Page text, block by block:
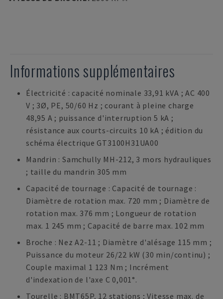
Informations supplémentaires
Électricité : capacité nominale 33,91 kVA ; AC 400
V ; 3Ø, PE, 50/60 Hz ; courant à pleine charge
48,95 A ; puissance d'interruption 5 kA ;
résistance aux courts-circuits 10 kA ; édition du
schéma électrique GT3100H31UA00
Mandrin : Samchully MH-212, 3 mors hydrauliques
; taille du mandrin 305 mm
Capacité de tournage : Capacité de tournage :
Diamètre de rotation max. 720 mm ; Diamètre de
rotation max. 376 mm ; Longueur de rotation
max. 1 245 mm ; Capacité de barre max. 102 mm
Broche : Nez A2-11 ; Diamètre d'alésage 115 mm ;
Puissance du moteur 26/22 kW (30 min/continu) ;
Couple maximal 1 123 Nm ; Incrément
d'indexation de l'axe C 0,001°.
Tourelle : BMT65P, 12 stations ; Vitesse max. de